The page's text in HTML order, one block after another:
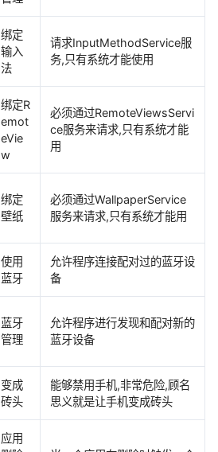
绑定
输入
法
请求InputMethodService服
务,只有系统才能使用
绑定R
emot
eVie
w
必须通过RemoteViewsServi
ce服务来请求,只有系统才能
用
绑定
壁纸
必须通过WallpaperService
服务来请求,只有系统才能用
使用
蓝牙
允许程序连接配对过的蓝牙设
备
蓝牙
管理
允许程序进行发现和配对新的
蓝牙设备
变成
砖头
能够禁用手机,非常危险,顾名
思义就是让手机变成砖头
应用